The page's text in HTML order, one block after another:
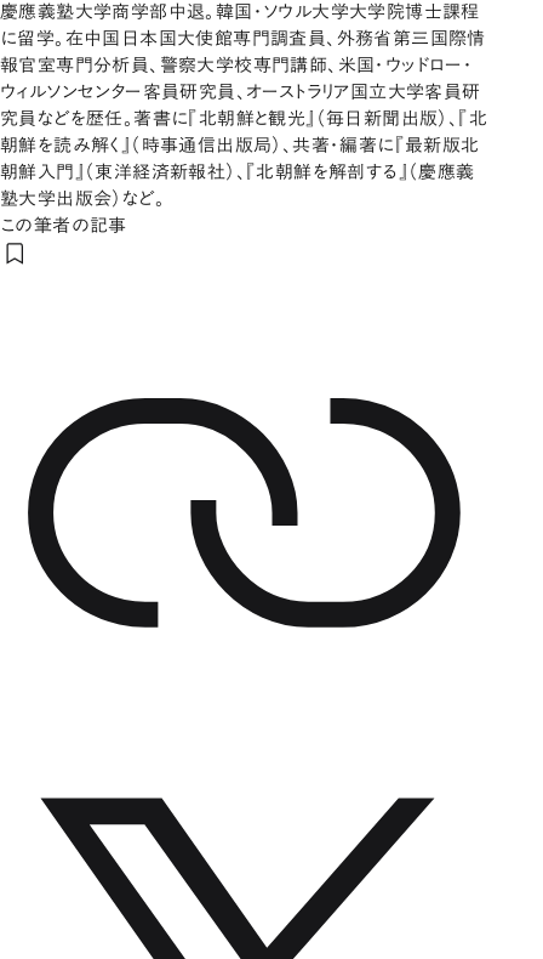
慶應義塾大学商学部中退。韓国・ソウル大学大学院博士課程
に留学。在中国日本国大使館専門調査員、外務省第三国際情
報官室専門分析員、警察大学校専門講師、米国・ウッドロー・
ウィルソンセンター客員研究員、オーストラリア国立大学客員研
究員などを歴任。著書に『北朝鮮と観光』（毎日新聞出版）、『北
朝鮮を読み解く』（時事通信出版局）、共著・編著に『最新版北
朝鮮入門』（東洋経済新報社）、『北朝鮮を解剖する』（慶應義
塾大学出版会）など。
この筆者の記事